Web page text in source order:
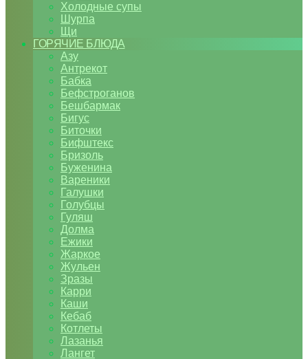
Холодные супы
Шурпа
Щи
ГОРЯЧИЕ БЛЮДА
Азу
Антрекот
Бабка
Бефстроганов
Бешбармак
Бигус
Биточки
Бифштекс
Бризоль
Буженина
Вареники
Галушки
Голубцы
Гуляш
Долма
Ежики
Жаркое
Жульен
Зразы
Карри
Каши
Кебаб
Котлеты
Лазанья
Лангет